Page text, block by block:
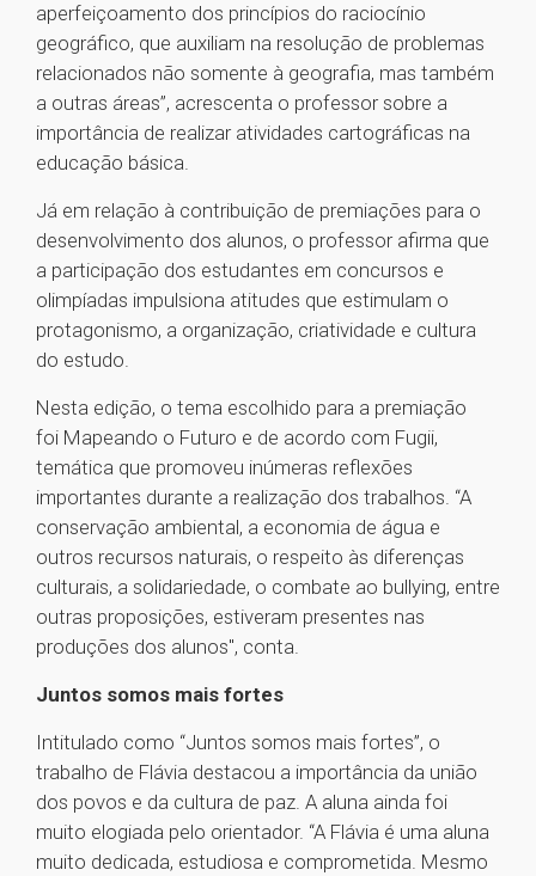
aperfeiçoamento dos princípios do raciocínio
geográfico, que auxiliam na resolução de problemas
relacionados não somente à geografia, mas também
a outras áreas”, acrescenta o professor sobre a
importância de realizar atividades cartográficas na
educação básica.
Já em relação à contribuição de premiações para o
desenvolvimento dos alunos, o professor afirma que
a participação dos estudantes em concursos e
olimpíadas impulsiona atitudes que estimulam o
protagonismo, a organização, criatividade e cultura
do estudo.
Nesta edição, o tema escolhido para a premiação
foi Mapeando o Futuro e de acordo com Fugii,
temática que promoveu inúmeras reflexões
importantes durante a realização dos trabalhos. “A
conservação ambiental, a economia de água e
outros recursos naturais, o respeito às diferenças
culturais, a solidariedade, o combate ao bullying, entre
outras proposições, estiveram presentes nas
produções dos alunos", conta.
Juntos somos mais fortes
Intitulado como “Juntos somos mais fortes”, o
trabalho de Flávia destacou a importância da união
dos povos e da cultura de paz. A aluna ainda foi
muito elogiada pelo orientador. “A Flávia é uma aluna
muito dedicada, estudiosa e comprometida. Mesmo